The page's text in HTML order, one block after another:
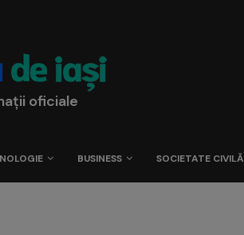
oficiale
BUSINESS SOCIETATE CIVILĂ